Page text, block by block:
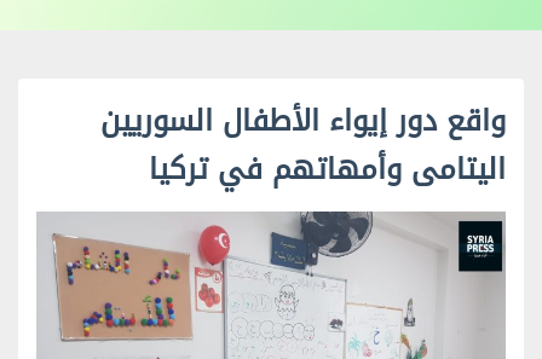
واقع دور إيواء الأطفال السوريين
اليتامى وأمهاتهم في تركيا